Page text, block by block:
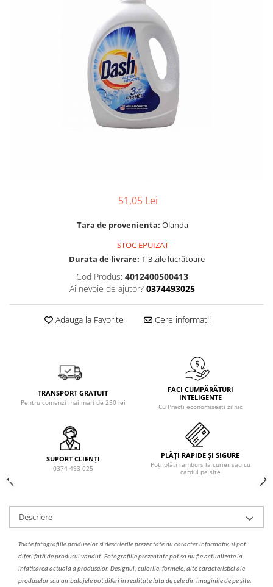
Echipamente de curăţenie
Folie aluminiu,folie alimentara
Solutie de indepartat rugina si
Sapun lichid, sapun
Tratament pentru par, conditioner
pentru par, masca de par
Vata demachianta
51,05 Lei
Tara de provenienta: Olanda
STOC EPUIZAT
Durata de livrare: 1-3 zile lucrătoare
Cod Produs: 4012400500413
Ai nevoie de ajutor? 0374493025
Adauga la Favorite Cere informatii
TRANSPORT GRATUIT
Pentru comenzi mai mari de 250 lei
FACI CUMPĂRĂTURI
INTELIGENTE
Cu Practi economisești zilnic
SUPORT CLIENȚI
0374 493 025
PLĂȚI RAPIDE ȘI SIGURE
Poți plăti ramburs la curier sau cu
cardul pe site
Descriere
Toate fotografiile produselorsi descrierileprezentate au caracter informativ, si pot
diferi fată de produsul vandut. Fotografiile prezentate pot sa nu fie actualizate la
infatisarea actuala a produselor. Designul, culorile, formele, alte caracteristici ale
produselor sau ambalajele pot diferi in realitate fata de cele din imaginile de pe site.